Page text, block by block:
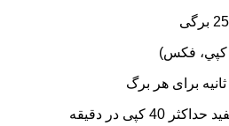
کپی در دقیقه